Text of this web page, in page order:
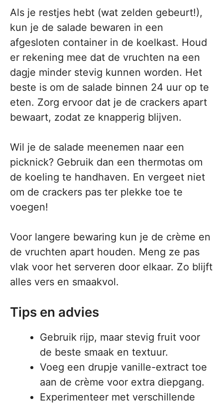
Als je restjes hebt (wat zelden gebeurt!),
kun je de salade bewaren in een
afgesloten container in de koelkast. Houd
er rekening mee dat de vruchten na een
dagje minder stevig kunnen worden. Het
beste is om de salade binnen 24 uur op te
eten. Zorg ervoor dat je de crackers apart
bewaart, zodat ze knapperig blijven.
Wil je de salade meenemen naar een
picknick? Gebruik dan een thermotas om
de koeling te handhaven. En vergeet niet
om de crackers pas ter plekke toe te
voegen!
Voor langere bewaring kun je de crème en
de vruchten apart houden. Meng ze pas
vlak voor het serveren door elkaar. Zo blijft
alles vers en smaakvol.
Tips en advies
Gebruik rijp, maar stevig fruit voor
de beste smaak en textuur.
Voeg een drupje vanille-extract toe
aan de crème voor extra diepgang.
Experimenteer met verschillende